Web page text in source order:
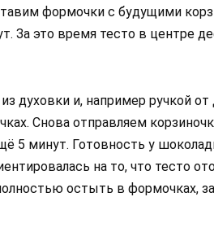
формочки с будущими
За это время тесто в центре
духовки и, например ручкой
Снова отправляем
5 минут. Готовность у
на то, что тесто
остыть в формочках,